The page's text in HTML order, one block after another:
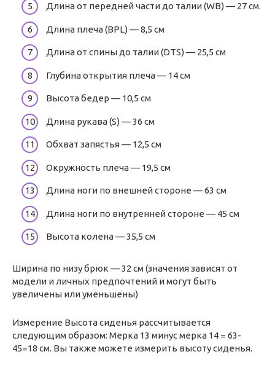
Длина от передней части до талии (WB) — 27 см.
Длина плеча (BPL) — 8,5 см
Длина от спины до талии (DTS) — 25,5 см
Глубина открытия плеча — 14 см
Высота бедер — 10,5 см
Длина рукава (S) — 36 см
Обхват запястья — 12,5 см
Окружность плеча — 19,5 см
Длина ноги по внешней стороне — 63 см
Длина ноги по внутренней стороне — 45 см
Высота колена — 35,5 см
Ширина по низу брюк — 32 см (значения зависят от
модели и личных предпочтений и могут быть
увеличены или уменьшены)
Измерение Высота сиденья рассчитывается
следующим образом: Мерка 13 минус мерка 14 = 63-
45=18 см. Вы также можете измерить высоту сиденья.